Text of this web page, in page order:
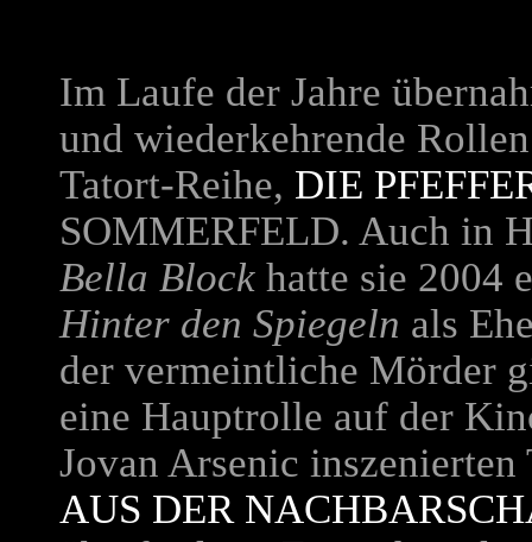
Im Laufe der Jahre
und wiederkehrende
Tatort-Reihe, DIE
SOMMERFELD. Auch in
Bella Block hatte sie 2004
Hinter den Spiegeln als
der vermeintliche Mörder
eine Hauptrolle auf der
Jovan Arsenic
AUS DER